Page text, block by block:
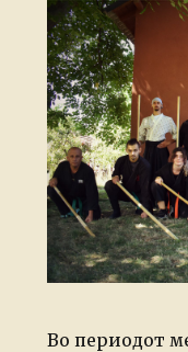
Во периодот